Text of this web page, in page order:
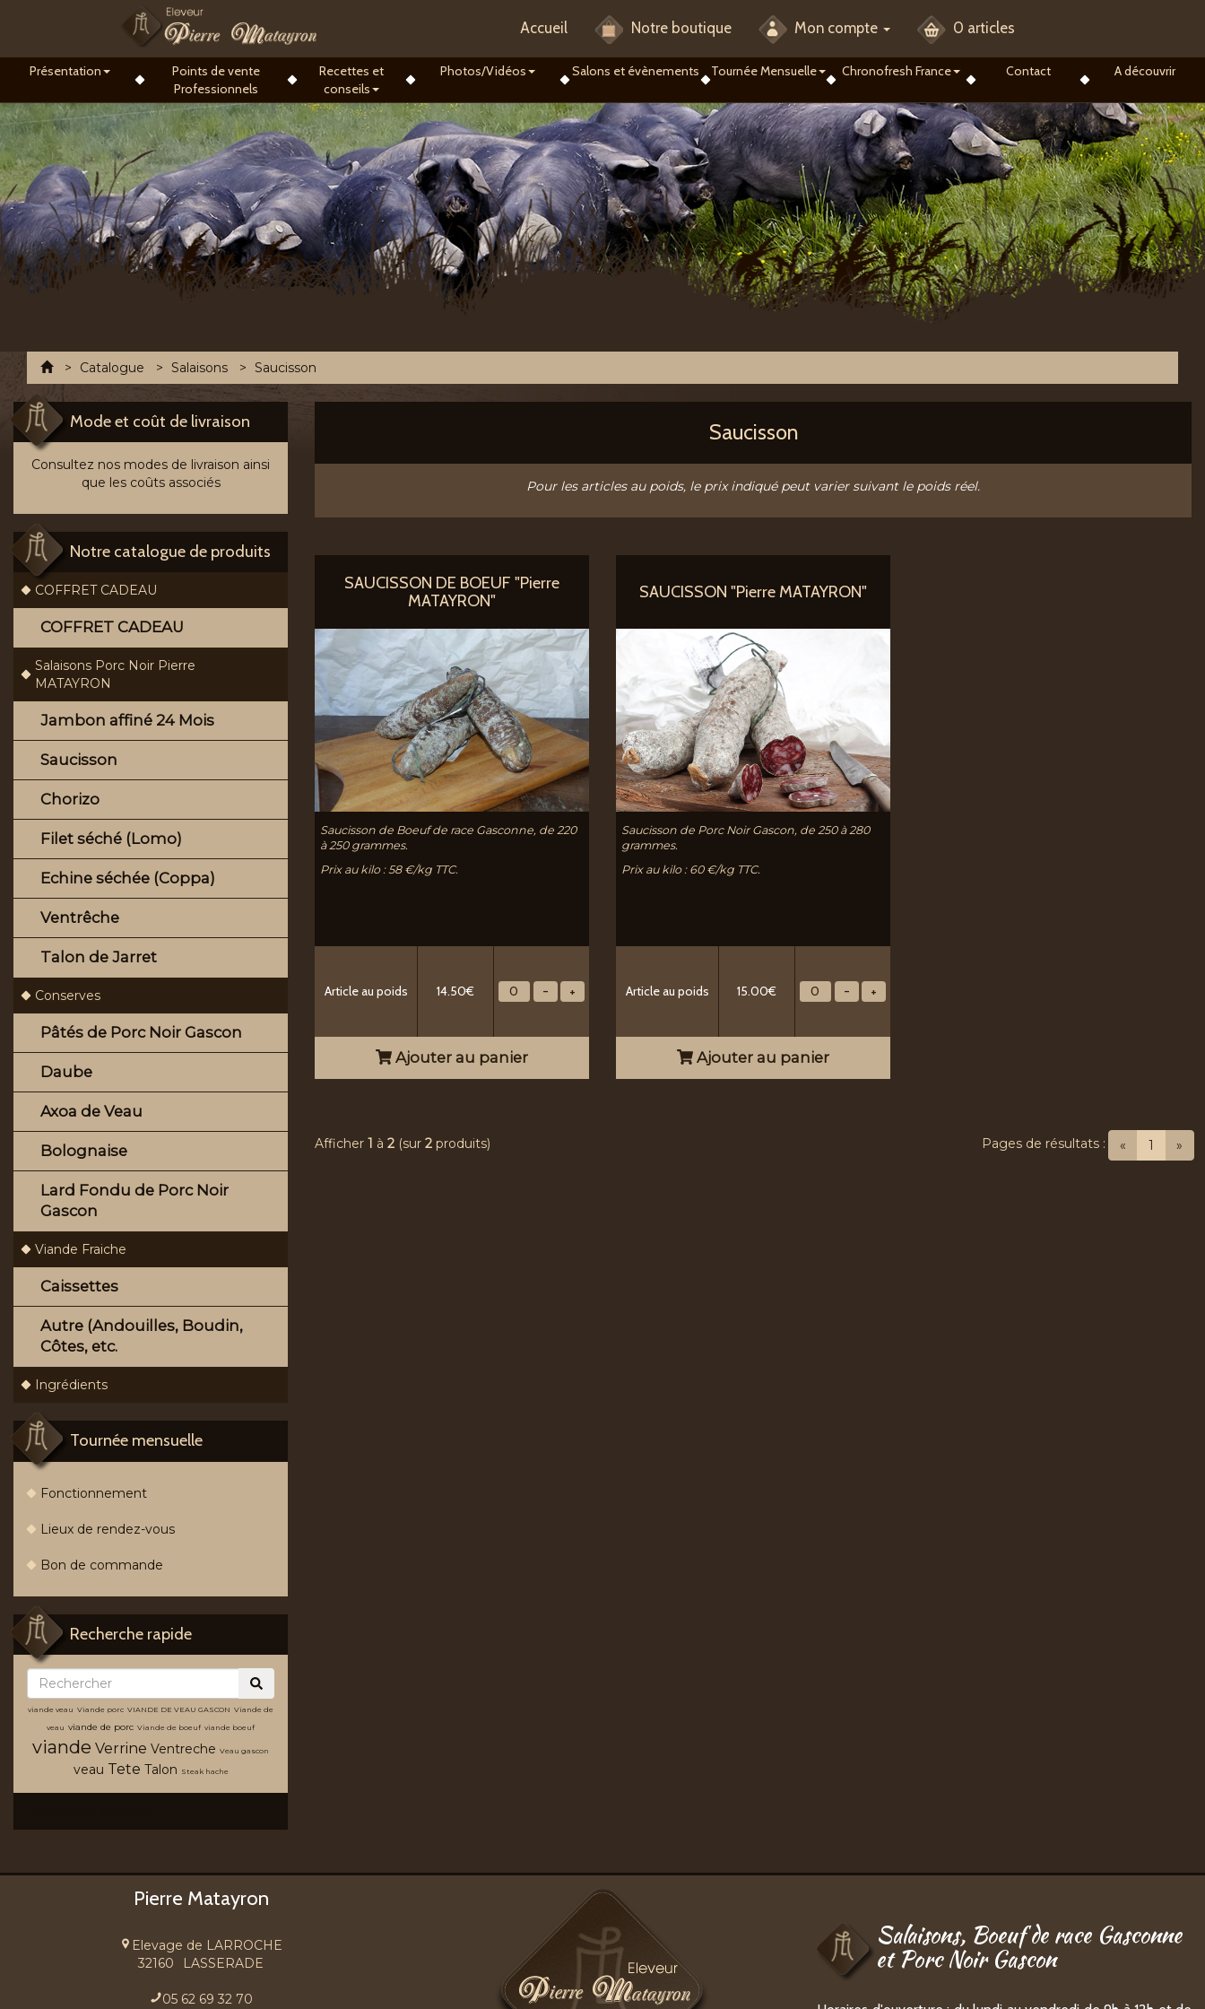
Accueil Notre boutique Mon compte 0 articles
Présentation
Points de vente
Professionnels
Recettes et
conseils
Photos/Vidéos Salons et évènements Tournée Mensuelle Chronofresh France Contact A découvrir
AccueilCatalogue Salaisons Saucisson
Saucisson
Pour les articles au poids, le prix indiqué peut varier suivant le poids réel.
SAUCISSON DE BOEUF "Pierre
MATAYRON"
Saucisson de Boeuf de race Gasconne, de 220
à 250 grammes.
Prix au kilo : 58 €/kg TTC.
Article au poids 14.50€
Ajouter au panier
SAUCISSON "Pierre MATAYRON"
Saucisson de Porc Noir Gascon, de 250 à 280
grammes.
Prix au kilo : 60 €/kg TTC.
Article au poids 15.00€
Ajouter au panier
Afficher 1 à 2 (sur 2 produits) « 1 »
Pages de résultats :
Mode et coût de livraison
Consultez nos modes de livraison ainsi
que les coûts associés
Notre catalogue de produits
COFFRET CADEAU
COFFRET CADEAU
Salaisons Porc Noir Pierre
MATAYRON
Jambon affiné 24 Mois
Saucisson
Chorizo
Filet séché (Lomo)
Echine séchée (Coppa)
Ventrêche
Talon de Jarret
Conserves
Pâtés de Porc Noir Gascon
Daube
Axoa de Veau
Bolognaise
Lard Fondu de Porc Noir
Gascon
Viande Fraiche
Caissettes
Autre (Andouilles, Boudin,
Côtes, etc.
Ingrédients
Tournée mensuelle
Fonctionnement
Lieux de rendez-vous
Bon de commande
Recherche rapide
viande veau Viande porc VIANDE DE VEAU GASCON Viande de
veau viande de porc Viande de boeuf viande boeuf
viande Verrine Ventreche Veau gascon
veau Tete Talon Steak hache
Pierre Matayron
Elevage de LARROCHE
32160
LASSERADE
05 62 69 32 70
Salaisons, Boeuf de race Gasconne
et Porc Noir Gascon